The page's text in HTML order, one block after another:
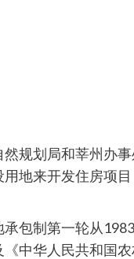
然规划局和莘州办
地来开发住房项
包制第一轮从
《中华人民共和国